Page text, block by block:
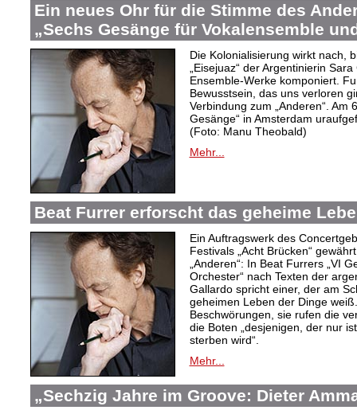
Ein neues Ohr für die Stimme des
„Sechs Gesänge für Vokalensemble
Die Kolonialisierung wirkt nach,
„Eisejuaz“ der Argentinierin
Ensemble-Werke komponiert.
Bewusstsein, das uns verloren
Verbindung zum „Anderen“. Am
Gesänge“ in Amsterdam
(Foto: Manu Theobald)
Mehr...
Beat Furrer erforscht das geheime
Ein Auftragswerk des
Festivals „Acht Brücken“
„Anderen“: In Beat Furrers „VI
Orchester“ nach Texten der
Gallardo spricht einer, der am
geheimen Leben der Dinge
Beschwörungen, sie rufen die
die Boten „desjenigen, der nur
sterben wird“.
Mehr...
„Sechzig Jahre im Groove: Dieter